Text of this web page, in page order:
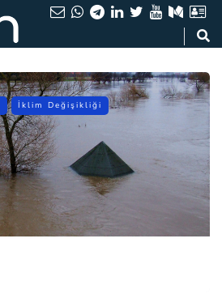
İklim Değişikliği